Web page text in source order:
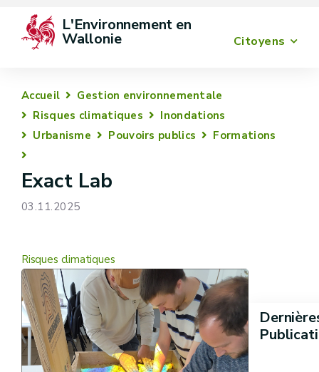
Citoyens
L'Environnement en
Wallonie
Accueil
Gestion environnementale
Risques climatiques
Inondations
Urbanisme
Pouvoirs publics Formations
Exact Lab
03.11.2025
Risques climatiques